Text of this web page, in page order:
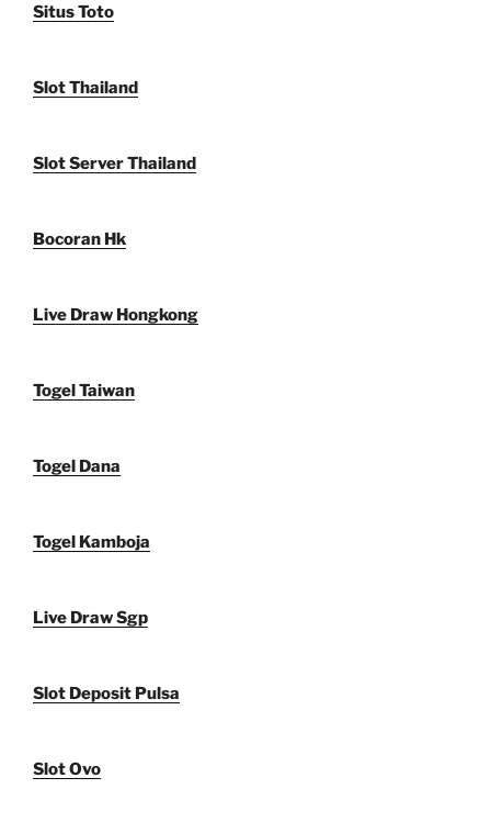
Situs Toto
Slot Thailand
Slot Server Thailand
Bocoran Hk
Live Draw Hongkong
Togel Taiwan
Togel Dana
Togel Kamboja
Live Draw Sgp
Slot Deposit Pulsa
Slot Ovo